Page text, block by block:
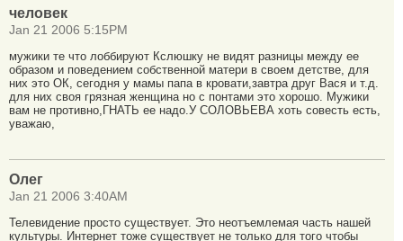
человек
Jan 21 2006 5:15PM
мужики те что лоббируют Кслюшку не видят разницы между ее
образом и поведением собственной матери в своем детстве, для
них это ОК, сегодня у мамы папа в кровати,завтра друг Вася и т.д.
для них своя грязная женщина но с понтами это хорошо. Мужики
вам не противно,ГНАТЬ ее надо.У СОЛОВЬЕВА хоть совесть есть,
уважаю,
Олег
Jan 21 2006 3:40AM
Телевидение просто существует. Это неотъемлемая часть нашей
культуры. Интернет тоже существует не только для того чтобы